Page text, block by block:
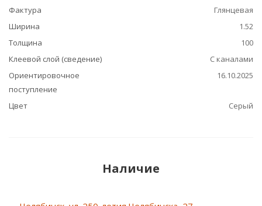
Фактура
Глянцевая
Ширина
1.52
Толщина
100
Клеевой слой (сведение)
С каналами
Ориентировочное
поступление
16.10.2025
Цвет Серый
Наличие